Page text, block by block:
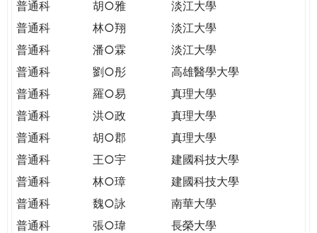
普通科 胡○雅
淡江大學
普通科
林○翔
淡江大學
普通科
潘○霖
淡江大學
普通科
劉○彤
高雄醫學大學
普通科
羅○易
真理大學
普通科
洪○政
真理大學
普通科
胡○郡
真理大學
普通科
王○宇
建國科技大學
普通科
林○璋
建國科技大學
普通科
魏○詠
南華大學
普通科
張○瑋
長榮大學